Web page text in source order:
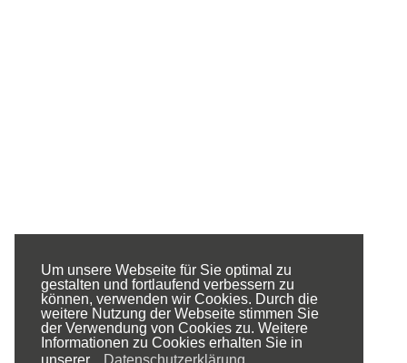
Um unsere Webseite für Sie optimal zu
gestalten und fortlaufend verbessern zu
können, verwenden wir Cookies. Durch die
weitere Nutzung der Webseite stimmen Sie
der Verwendung von Cookies zu. Weitere
Informationen zu Cookies erhalten Sie in